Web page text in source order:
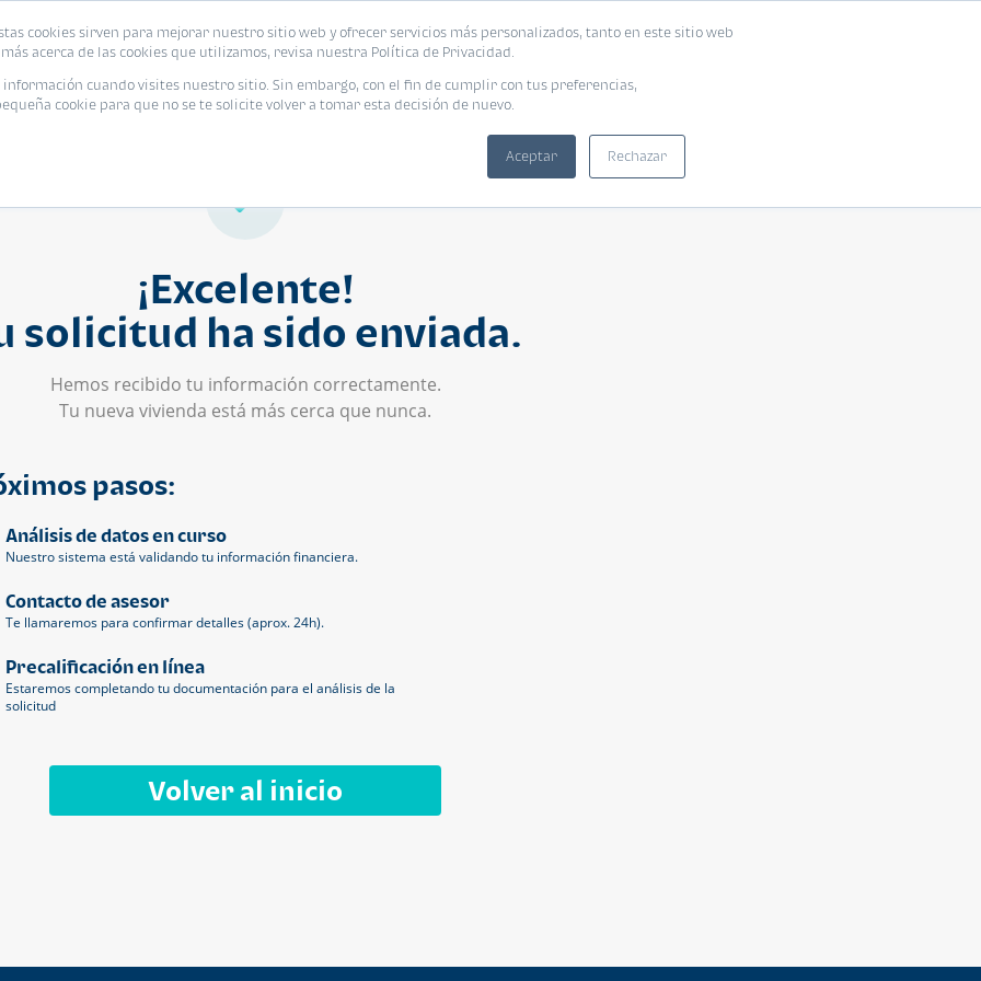
cookies sirven para mejorar nuestro sitio web y ofrecer servicios más personalizados, tanto en este sitio web
acerca de las cookies que utilizamos, revisa nuestra Política de Privacidad.
cuando visites nuestro sitio. Sin embargo, con el fin de cumplir con tus preferencias,
cookie para que no se te solicite volver a tomar esta decisión de nuevo.
Aceptar Rechazar
Eventos Promociones Blog Encuentra tu vivienda ideal
¡Excelente!
solicitud ha sido enviada.
Hemos recibido tu información correctamente.
Tu nueva vivienda está más cerca que nunca.
pasos:
Análisis de datos en curso
Nuestro sistema está validando tu información financiera.
Contacto de asesor
Te llamaremos para confirmar detalles (aprox. 24h).
Precalificación en línea
Estaremos completando tu documentación para el análisis de la
solicitud
Volver al inicio